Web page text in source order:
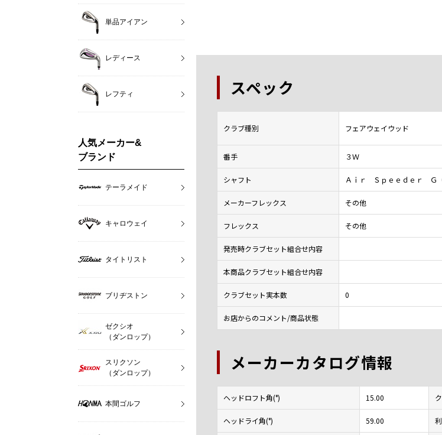
スペック
クラブ種別 フェアウェイウッド
番手 ３Ｗ
シャフト Ａｉｒ Ｓｐｅｅｄｅｒ Ｇ（
メーカーフレックス その他
フレックス その他
発売時クラブセット組合せ内容
本商品クラブセット組合せ内容
クラブセット実本数 0
お店からのコメント/商品状態
メーカーカタログ情報
ヘッドロフト角(°) 15.00
ヘッドライ角(°) 59.00
単品アイアン
レディース
レフティ
人気メーカー&
ブランド
テーラメイド
キャロウェイ
タイトリスト
ブリヂストン
ゼクシオ
（ダンロップ）
スリクソン
（ダンロップ）
本間ゴルフ